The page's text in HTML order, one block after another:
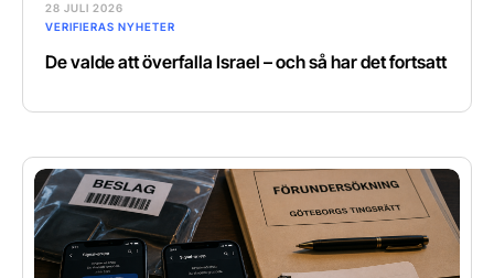
28 JULI 2026
VERIFIERAS NYHETER
De valde att överfalla Israel – och så har det fortsatt